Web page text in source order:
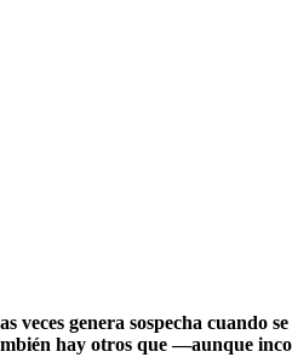
genera sospecha cuando
hay otros que —aunque